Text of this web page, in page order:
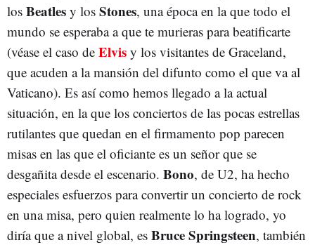
los Beatles y los Stones, una época en la que todo el
mundo se esperaba a que te murieras para beatificarte
(véase el caso de Elvis y los visitantes de Graceland,
que acuden a la mansión del difunto como el que va al
Vaticano). Es así como hemos llegado a la actual
situación, en la que los conciertos de las pocas estrellas
rutilantes que quedan en el firmamento pop parecen
misas en las que el oficiante es un señor que se
desgañita desde el escenario. Bono, de U2, ha hecho
especiales esfuerzos para convertir un concierto de rock
en una misa, pero quien realmente lo ha logrado, yo
diría que a nivel global, es Bruce Springsteen, también